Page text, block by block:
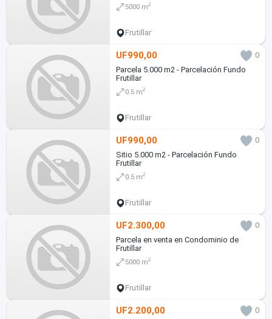
5000 m2
Frutillar
UF990,00
0
Parcela 5.000 m2 - Parcelación Fundo
Frutillar
0.5 m2
Frutillar
UF990,00
0
Sitio 5.000 m2 - Parcelación Fundo
Frutillar
0.5 m2
Frutillar
UF2.300,00
0
Parcela en venta en Condominio de
Frutillar
5000 m2
Frutillar
UF2.200,00
0